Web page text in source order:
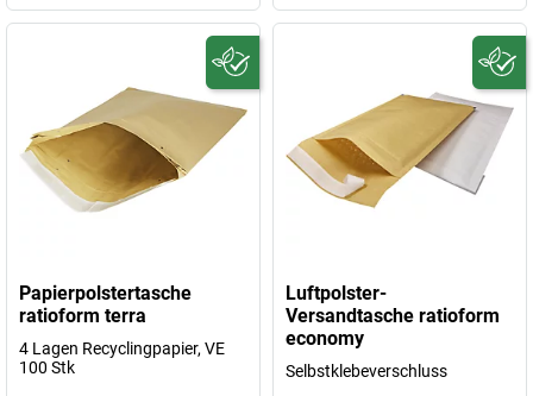
Papierpolstertasche
ratioform terra
4 Lagen Recyclingpapier, VE
100 Stk
Luftpolster-
Versandtasche ratioform
economy
Selbstklebeverschluss